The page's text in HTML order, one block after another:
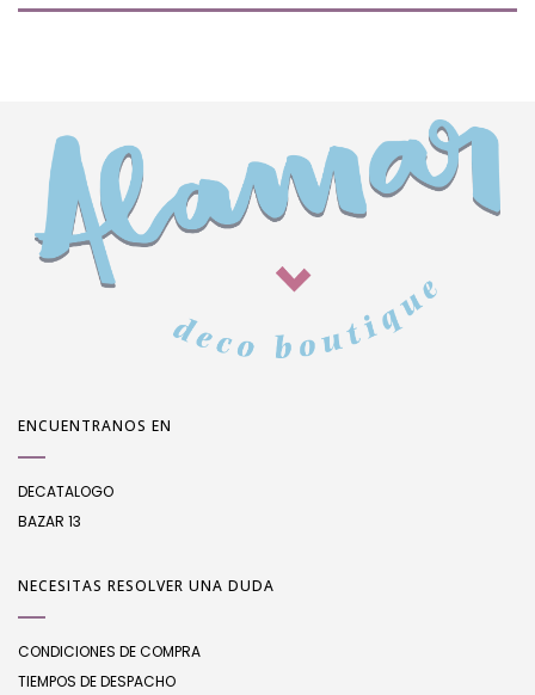
ENCUENTRANOS EN
DECATALOGO
BAZAR 13
NECESITAS RESOLVER UNA DUDA
CONDICIONES DE COMPRA
TIEMPOS DE DESPACHO